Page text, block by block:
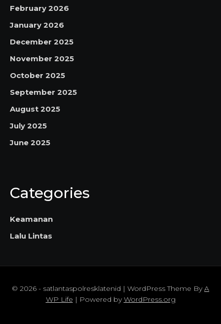
February 2026
January 2026
December 2025
November 2025
October 2025
September 2025
August 2025
July 2025
June 2025
Categories
Keamanan
Lalu Lintas
© 2026 - satlantaspolresklatenid | WordPress Theme ByA
WP Life | Powered byWordPress.org